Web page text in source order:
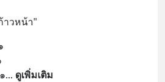
าวหน้า"
... ดูเพิ่มเติม